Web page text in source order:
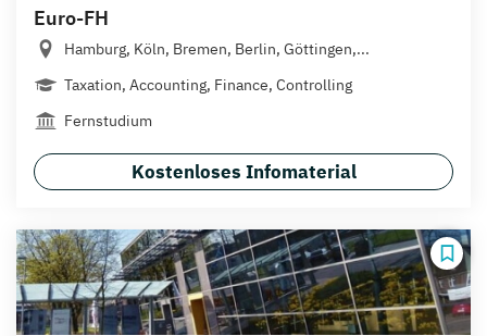
Euro-FH
Hamburg, Köln, Bremen, Berlin, Göttingen,...
Taxation, Accounting, Finance, Controlling
Fernstudium
Kostenloses Infomaterial